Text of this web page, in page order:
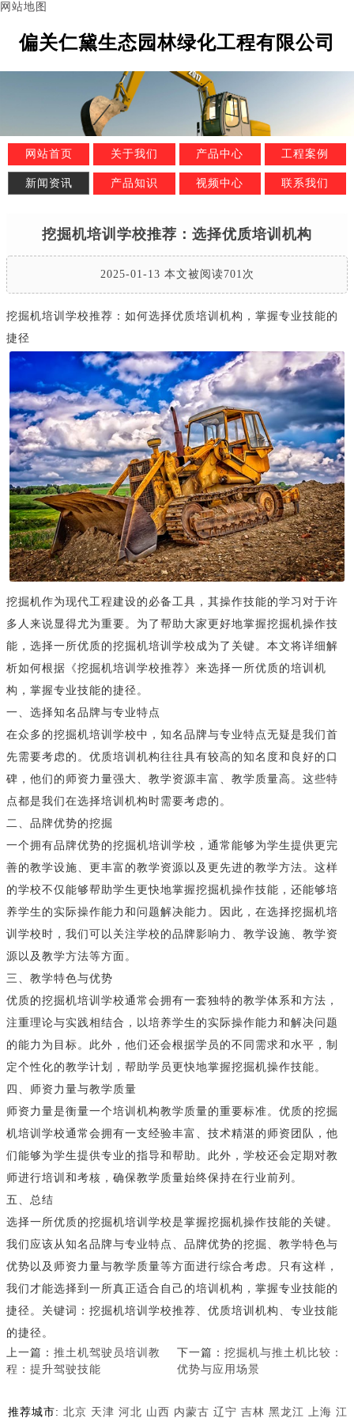
网站地图
偏关仁黛生态园林绿化工程有限公司
网站首页 关于我们 产品中心 工程案例
新闻资讯 产品知识 视频中心 联系我们
挖掘机培训学校推荐：选择优质培训机构
2025-01-13 本文被阅读701次
挖掘机培训学校推荐：如何选择优质培训机构，掌握专业技能的
捷径
挖掘机作为现代工程建设的必备工具，其操作技能的学习对于许
多人来说显得尤为重要。为了帮助大家更好地掌握挖掘机操作技
能，选择一所优质的挖掘机培训学校成为了关键。本文将详细解
析如何根据《挖掘机培训学校推荐》来选择一所优质的培训机
构，掌握专业技能的捷径。
一、选择知名品牌与专业特点
在众多的挖掘机培训学校中，知名品牌与专业特点无疑是我们首
先需要考虑的。优质培训机构往往具有较高的知名度和良好的口
碑，他们的师资力量强大、教学资源丰富、教学质量高。这些特
点都是我们在选择培训机构时需要考虑的。
二、品牌优势的挖掘
一个拥有品牌优势的挖掘机培训学校，通常能够为学生提供更完
善的教学设施、更丰富的教学资源以及更先进的教学方法。这样
的学校不仅能够帮助学生更快地掌握挖掘机操作技能，还能够培
养学生的实际操作能力和问题解决能力。因此，在选择挖掘机培
训学校时，我们可以关注学校的品牌影响力、教学设施、教学资
源以及教学方法等方面。
三、教学特色与优势
优质的挖掘机培训学校通常会拥有一套独特的教学体系和方法，
注重理论与实践相结合，以培养学生的实际操作能力和解决问题
的能力为目标。此外，他们还会根据学员的不同需求和水平，制
定个性化的教学计划，帮助学员更快地掌握挖掘机操作技能。
四、师资力量与教学质量
师资力量是衡量一个培训机构教学质量的重要标准。优质的挖掘
机培训学校通常会拥有一支经验丰富、技术精湛的师资团队，他
们能够为学生提供专业的指导和帮助。此外，学校还会定期对教
师进行培训和考核，确保教学质量始终保持在行业前列。
五、总结
选择一所优质的挖掘机培训学校是掌握挖掘机操作技能的关键。
我们应该从知名品牌与专业特点、品牌优势的挖掘、教学特色与
优势以及师资力量与教学质量等方面进行综合考虑。只有这样，
我们才能选择到一所真正适合自己的培训机构，掌握专业技能的
捷径。关键词：挖掘机培训学校推荐、优质培训机构、专业技能
的捷径。
上一篇： 推土机驾驶员培训教
程：提升驾驶技能
下一篇： 挖掘机与推土机比较：
优势与应用场景
推荐城市: 北京 天津 河北 山西 内蒙古 辽宁 吉林 黑龙江 上海 江